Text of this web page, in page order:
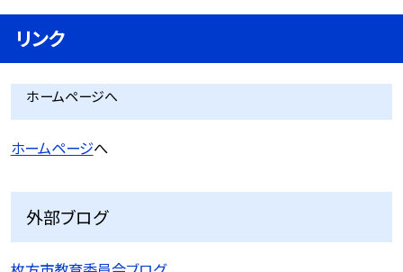
リンク
ホームページへ
ホームページへ
外部ブログ